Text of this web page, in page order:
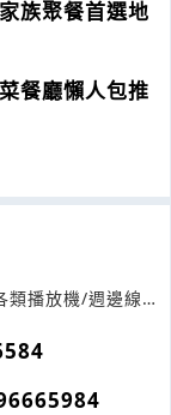
族聚餐首選地
餐廳懶人包推
播放機/週邊線